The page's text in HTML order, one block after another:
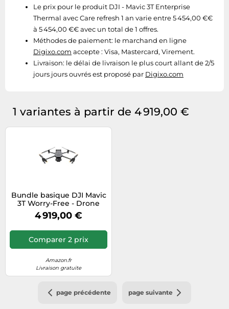
Téléphonie
Téléviseurs
Télévision & vidéo
Électroménager
Le prix pour le produit DJI - Mavic 3T Enterprise
Thermal avec Care refresh 1 an varie entre 5 454,00 €€
à 5 454,00 €€ avec un total de 1 offres.
Méthodes de paiement: le marchand en ligne
Digixo.com accepte : Visa, Mastercard, Virement.
Livraison: le délai de livraison le plus court allant de 2/5
jours jours ouvrés est proposé par Digixo.com
1 variantes à partir de 4 919,00 €
Bundle basique DJI Mavic
3T Worry-Free - Drone
caméra 640 x 512 caméra
thermique, caméra grand
hybride 56x, vol de 39
min, C2
4 919,00 €
Comparer 2 prix
Amazon.fr
Livraison gratuite
page précédente page suivante